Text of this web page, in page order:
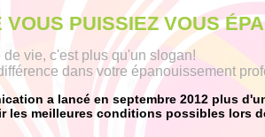
PUISSIEZ VOUS
vie, c'est plus qu'un slogan!
dans votre épanouissement
a lancé en septembre 2012 plus
meilleures conditions possibles lors